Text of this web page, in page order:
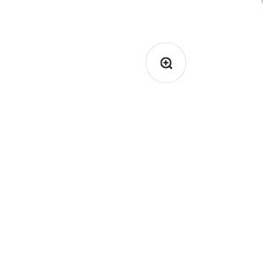
Bild vergrößern